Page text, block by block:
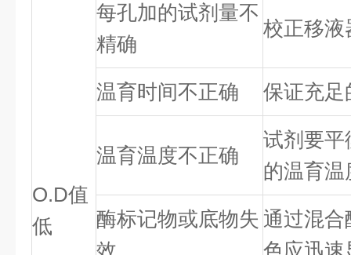
O.D值
低
每孔加的试剂量不
精确
校正移液
温育时间不正确 保证充足
温育温度不正确
试剂要平
的温育温
酶标记物或底物失
效
通过混
色应迅速